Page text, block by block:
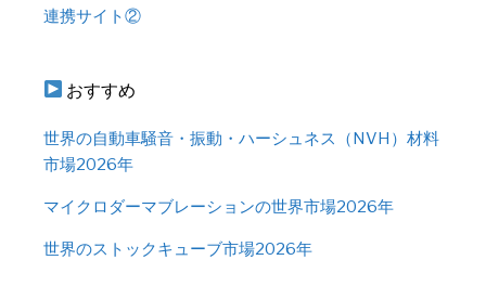
連携サイト②
おすすめ
世界の自動車騒音・振動・ハーシュネス（NVH）材料
市場2026年
マイクロダーマブレーションの世界市場2026年
世界のストックキューブ市場2026年